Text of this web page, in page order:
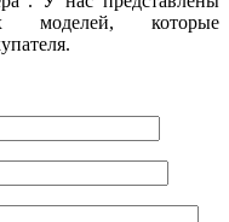
моделей, которые